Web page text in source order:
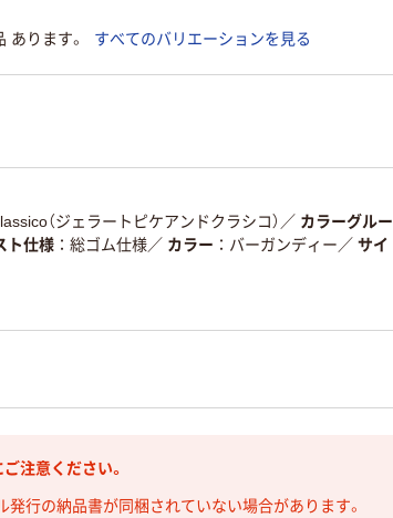
あります。
すべてのバリエーションを見る
（ジェラートピケアンドクラシコ） ／ カラーグルー
ト仕様 総ゴム仕様／ カラー バーガンディー ／ サイ
注意ください。
発行の納品書が同梱されていない場合があります。